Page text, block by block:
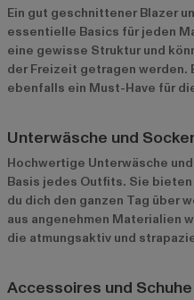
Ein gut geschnittener Blazer
essentielle Basics für jeden
eine gewisse Struktur und
der Freizeit getragen werden.
ebenfalls ein Must-Have für
Unterwäsche und
Hochwertige Unterwäsche
Basis jedes Outfits. Sie
du dich den ganzen Tag über
aus angenehmen Materialien
die atmungsaktiv und
Accessoires und Schuhe